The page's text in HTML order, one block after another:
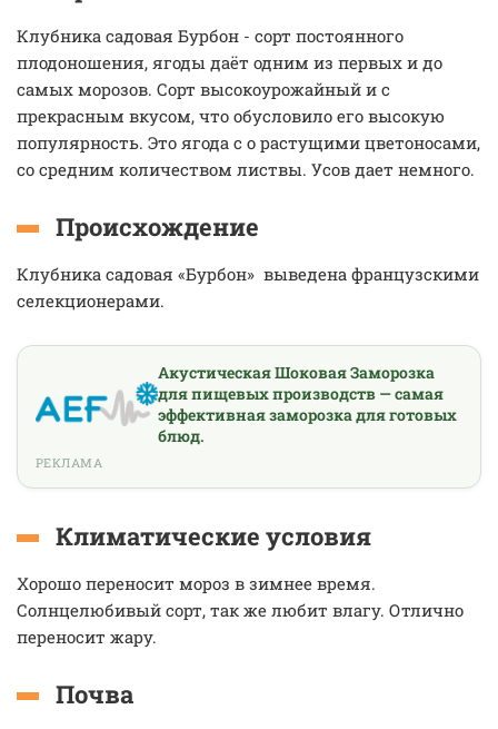
Клубника садовая Бурбон - сорт постоянного
плодоношения, ягоды даёт одним из первых и до
самых морозов. Сорт высокоурожайный и с
прекрасным вкусом, что обусловило его высокую
популярность. Это ягода с о растущими цветоносами,
со средним количеством листвы. Усов дает немного.
Происхождение
Клубника садовая «Бурбон» выведена французскими
селекционерами.
Акустическая Шоковая Заморозка
для пищевых производств — самая
эффективная заморозка для готовых
блюд.
РЕКЛАМА
Климатические условия
Хорошо переносит мороз в зимнее время.
Солнцелюбивый сорт, так же любит влагу. Отлично
переносит жару.
Почва